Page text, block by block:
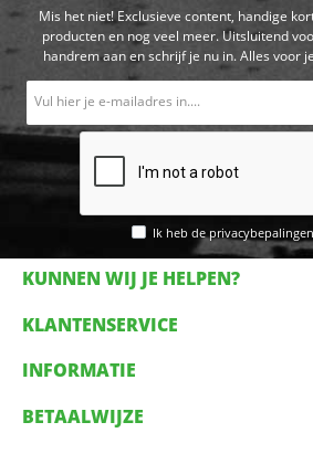
Mis het niet! Exclusieve content, handige
producten en nog veel meer. Uitsluitend
handrem aan en schrijf je nu in. Alles voor
Ik heb de privacybepalingen
KUNNEN WIJ JE HELPEN?
KLANTENSERVICE
INFORMATIE
BETAALWIJZE